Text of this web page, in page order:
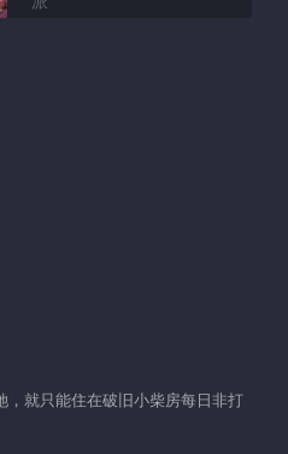
妹妹下战帖
，就只能住在破旧小柴房每日非打